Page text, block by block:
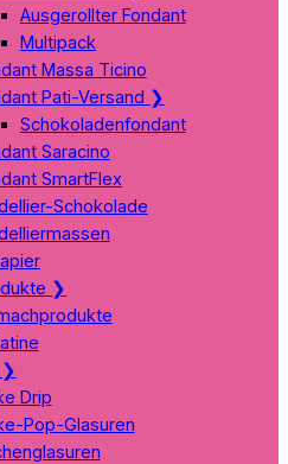
Ausgerollter Fondant
Multipack
Massa Ticino
Pati-Versand ❯
Schokoladenfondant
Saracino
SmartFlex
Schokolade
❯
❯
Drip
Pop-Glasuren